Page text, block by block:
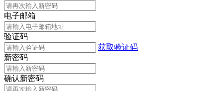
电子邮箱
验证码
获取验证码
新密码
确认新密码